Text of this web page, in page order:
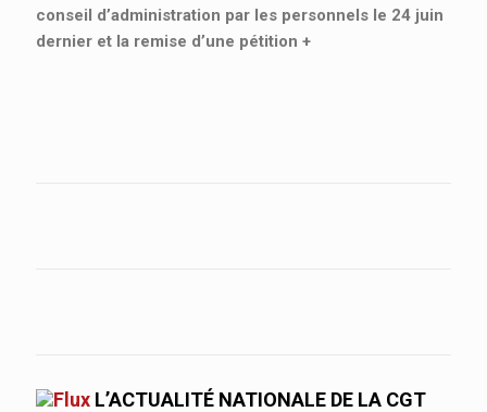
conseil d’administration par les personnels le 24 juin
dernier et la remise d’une pétition +
L’ACTUALITÉ NATIONALE DE LA CGT